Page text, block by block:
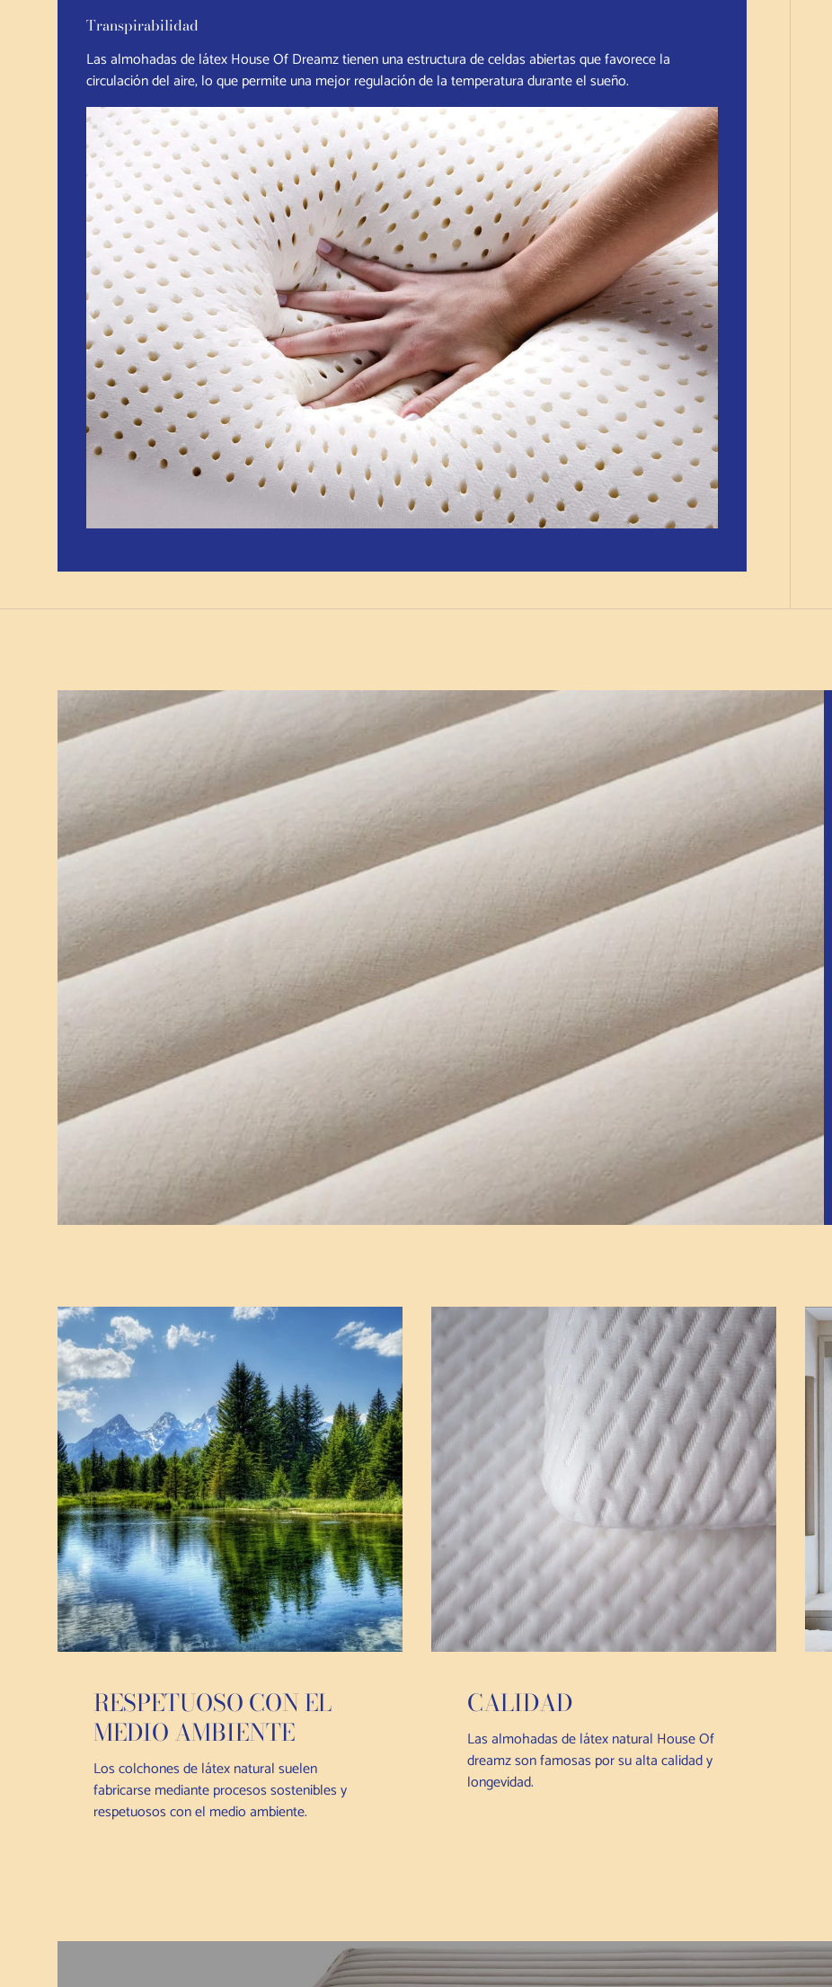
Transpirabilidad
Las almohadas de látex House Of Dreamz tienen una estructura de celdas abiertas que favorece la
circulación del aire, lo que permite una mejor regulación de la temperatura durante el sueño.
RESPETUOSO CON EL
MEDIO AMBIENTE
Los colchones de látex natural suelen
fabricarse mediante procesos sostenibles y
respetuosos con el medio ambiente.
CALIDAD
Las almohadas de látex natural House Of
dreamz son famosas por su alta calidad y
longevidad.